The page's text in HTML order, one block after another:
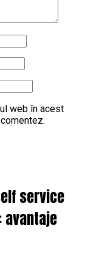
web în acest
service